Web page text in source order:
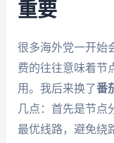
重要
很多海外党一开始
费的往往意味着节
用。我后来换了番
几点：首先是节
最优线路，避免绕